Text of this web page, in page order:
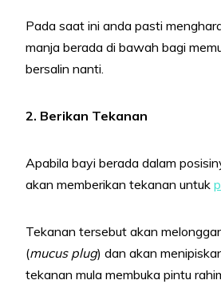
Pada saat ini anda pasti
manja berada di bawah bagi
bersalin nanti.
2. Berikan Tekanan
Apabila bayi berada dalam
akan memberikan tekanan untuk
Tekanan tersebut akan
(mucus plug) dan akan
tekanan mula membuka pintu